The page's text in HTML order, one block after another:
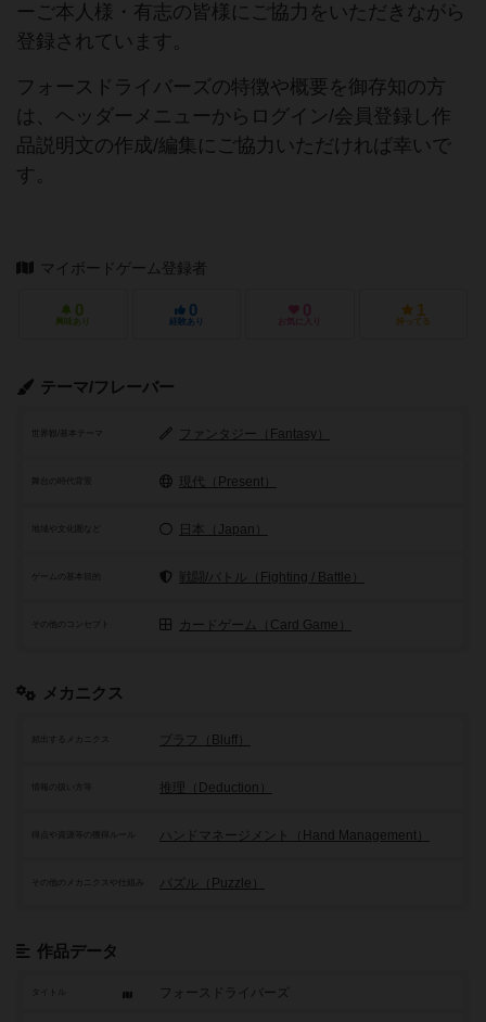
ーご本人様・有志の皆様にご協力をいただきながら
登録されています。
フォースドライバーズの特徴や概要を御存知の方
は、ヘッダーメニューからログイン/会員登録し作
品説明文の作成/編集にご協力いただければ幸いで
す。
マイボードゲーム登録者
0
興味あり
0
経験あり
0
お気に入り
1
持ってる
テーマ/フレーバー
世界観/基本テーマ ファンタジー（Fantasy）
舞台の時代背景 現代（Present）
地域や文化圏など 日本（Japan）
ゲームの基本目的 戦闘/バトル（Fighting / Battle）
その他のコンセプト カードゲーム（Card Game）
メカニクス
頻出するメカニクス ブラフ（Bluff）
推理（Deduction）
ハンドマネージメント（Hand Management）
その他のメカニクスや仕組み パズル（Puzzle）
作品データ
タイトル フォースドライバーズ